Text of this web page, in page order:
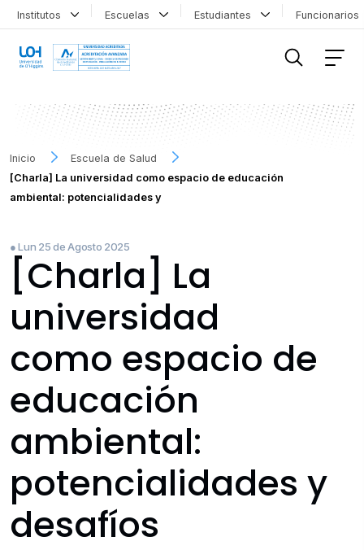
Institutos Escuelas Estudiantes
Inicio
Escuela de Salud
[Charla] La universidad como espacio de educación
ambiental: potencialidades y
● Lun 25 de Agosto 2025
[Charla] La
universidad
como espacio de
educación
ambiental:
potencialidades y
desafíos